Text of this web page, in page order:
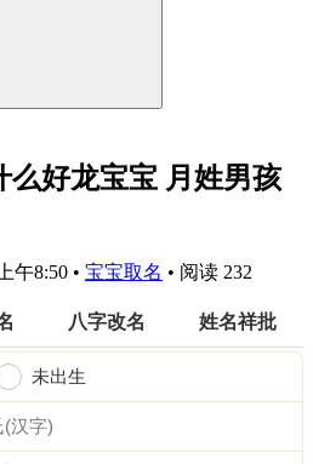
么好龙宝宝 月姓男孩
午8:50 • 宝宝取名 • 阅读 232
八字改名 姓名祥批
未出生